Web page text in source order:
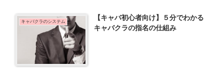
キャバクラのシステム
【キャバ初心者向け】５分でわかる
キャバクラの指名の仕組み